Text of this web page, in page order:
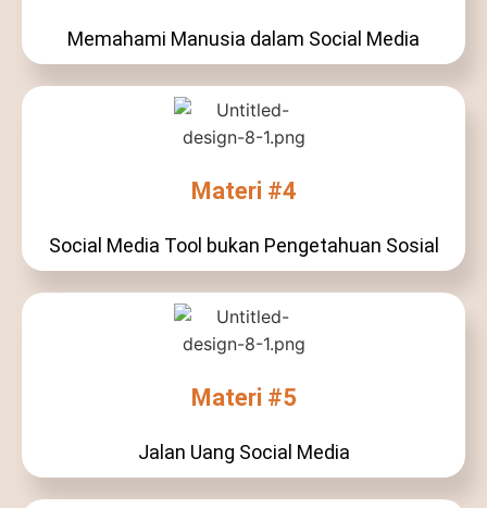
Memahami Manusia dalam Social Media
Materi #4
Social Media Tool bukan Pengetahuan Sosial
Materi #5
Jalan Uang Social Media